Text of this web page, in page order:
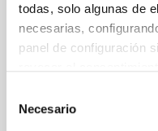
todas, solo algunas de
necesarias,
panel de configuración
consultar nuestra
Necesario
de datos 2021
Entradas